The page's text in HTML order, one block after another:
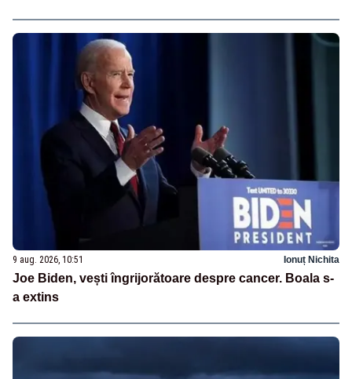
9 aug. 2026, 10:51 Ionuț Nichita
Joe Biden, vești îngrijorătoare despre cancer. Boala s-
a extins